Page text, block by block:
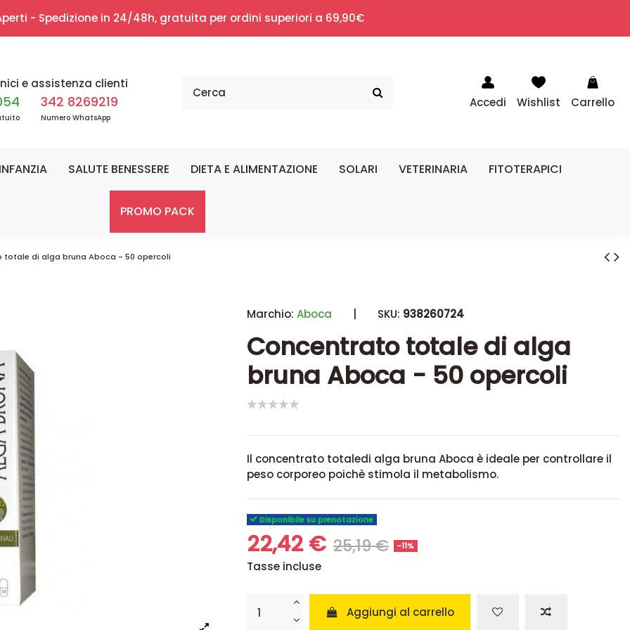
- Spedizione in 24/48h, gratuita per ordini superiori a 69,90€
e assistenza clienti
342 8269219
Numero WhatsApp
Accedi Wishlist Carrello
SALUTE BENESSERE DIETA E ALIMENTAZIONE SOLARI VETERINARIA FITOTERAPICI
PROMO PACK
totale di alga bruna Aboca - 50 opercoli
Marchio: Aboca | SKU: 938260724
Concentrato totale di alga
bruna Aboca - 50 opercoli
Il concentrato totaledi alga bruna Aboca è ideale per controllare il
peso corporeo poichè stimola il metabolismo.
Disponibile su prenotazione
22,42 € 25,19 € -11%
Tasse incluse
Aggiungi al carrello